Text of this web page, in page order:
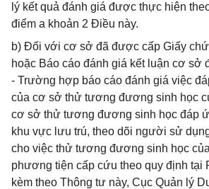
lý kết quả đánh giá được thực hiện
điểm a khoản 2 Điều này.
b) Đối với cơ sở đã được cấp Giấy
hoặc Báo cáo đánh giá kết luận cơ sở
- Trường hợp báo cáo đánh giá việc
của cơ sở thử tương đương sinh học
cơ sở thử tương đương sinh học đáp
khu vực lưu trú, theo dõi người sử
cho việc thử tương đương sinh học
phương tiện cấp cứu theo quy định tại
kèm theo Thông tư này, Cục Quản lý